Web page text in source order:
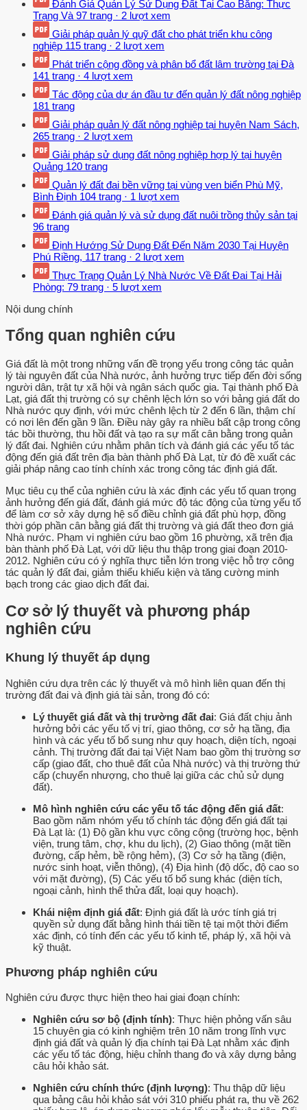
Đánh Giá Quản Lý Sử Dụng Đất Tại Cao Bằng: Thực
Trạng Và 97 trang · 2 lượt xem
Giải pháp quản lý quỹ đất cho phát triển khu công
nghiệp 115 trang · 2 lượt xem
Phát triển cộng đồng và phân bổ đất lâm trường tại Đà
141 trang · 4 lượt xem
Tác động của dự án đầu tư đến quản lý đất nông nghiệp
181 trang
Giải pháp quản lý đất nông nghiệp tại huyện Nam Sách,
265 trang · 2 lượt xem
Giải pháp sử dụng đất nông nghiệp hợp lý tại huyện
Quảng 120 trang
Quản lý đất đai bền vững tại vùng ven biển Phù Mỹ,
Bình Định 104 trang · 1 lượt xem
Đánh giá quản lý và sử dụng đất nuôi trồng thủy sản tại
96 trang
Định Hướng Sử Dụng Đất Đến Năm 2030 Tại Huyện
Phú Riềng, 117 trang · 2 lượt xem
Thực Trạng Quản Lý Nhà Nước Về Đất Đai Tại Hải
Phòng: 79 trang · 5 lượt xem
Nội dung chính
Tổng quan nghiên cứu
Giá đất là một trong những vấn đề trọng yếu trong công tác quản
lý tài nguyên đất của Nhà nước, ảnh hưởng trực tiếp đến đời sống
người dân, trật tự xã hội và ngân sách quốc gia. Tại thành phố Đà
Lạt, giá đất thị trường có sự chênh lệch lớn so với bảng giá đất do
Nhà nước quy định, với mức chênh lệch từ 2 đến 6 lần, thậm chí
có nơi lên đến gần 9 lần. Điều này gây ra nhiều bất cập trong công
tác bồi thường, thu hồi đất và tạo ra sự mất cân bằng trong quản
lý đất đai. Nghiên cứu nhằm phân tích và đánh giá các yếu tố tác
động đến giá đất trên địa bàn thành phố Đà Lạt, từ đó đề xuất các
giải pháp nâng cao tính chính xác trong công tác định giá đất.
Mục tiêu cụ thể của nghiên cứu là xác định các yếu tố quan trọng
ảnh hưởng đến giá đất, đánh giá mức độ tác động của từng yếu tố
để làm cơ sở xây dựng hệ số điều chỉnh giá đất phù hợp, đồng
thời góp phần cân bằng giá đất thị trường và giá đất theo đơn giá
Nhà nước. Phạm vi nghiên cứu bao gồm 16 phường, xã trên địa
bàn thành phố Đà Lạt, với dữ liệu thu thập trong giai đoạn 2010-
2012. Nghiên cứu có ý nghĩa thực tiễn lớn trong việc hỗ trợ công
tác quản lý đất đai, giảm thiểu khiếu kiện và tăng cường minh
bạch trong các giao dịch đất đai.
Cơ sở lý thuyết và phương pháp
nghiên cứu
Khung lý thuyết áp dụng
Nghiên cứu dựa trên các lý thuyết và mô hình liên quan đến thị
trường đất đai và định giá tài sản, trong đó có:
Lý thuyết giá đất và thị trường đất đai: Giá đất chịu ảnh
hưởng bởi các yếu tố vị trí, giao thông, cơ sở hạ tầng, địa
hình và các yếu tố bổ sung như quy hoạch, diện tích, ngoại
cảnh. Thị trường đất đai tại Việt Nam bao gồm thị trường sơ
cấp (giao đất, cho thuê đất của Nhà nước) và thị trường thứ
cấp (chuyển nhượng, cho thuê lại giữa các chủ sử dụng
đất).
Mô hình nghiên cứu các yếu tố tác động đến giá đất:
Bao gồm năm nhóm yếu tố chính tác động đến giá đất tại
Đà Lạt là: (1) Độ gần khu vực công cộng (trường học, bệnh
viện, trung tâm, chợ, khu du lịch), (2) Giao thông (mặt tiền
đường, cấp hẻm, bề rộng hẻm), (3) Cơ sở hạ tầng (điện,
nước sinh hoạt, viễn thông), (4) Địa hình (độ dốc, độ cao so
với mặt đường), (5) Các yếu tố bổ sung khác (diện tích,
ngoại cảnh, hình thể thửa đất, loại quy hoạch).
Khái niệm định giá đất: Định giá đất là ước tính giá trị
quyền sử dụng đất bằng hình thái tiền tệ tại một thời điểm
xác định, có tính đến các yếu tố kinh tế, pháp lý, xã hội và
kỹ thuật.
Phương pháp nghiên cứu
Nghiên cứu được thực hiện theo hai giai đoạn chính:
Nghiên cứu sơ bộ (định tính): Thực hiện phỏng vấn sâu
15 chuyên gia có kinh nghiệm trên 10 năm trong lĩnh vực
định giá đất và quản lý địa chính tại Đà Lạt nhằm xác định
các yếu tố tác động, hiệu chỉnh thang đo và xây dựng bảng
câu hỏi khảo sát.
Nghiên cứu chính thức (định lượng): Thu thập dữ liệu
qua bảng câu hỏi khảo sát với 310 phiếu phát ra, thu về 262